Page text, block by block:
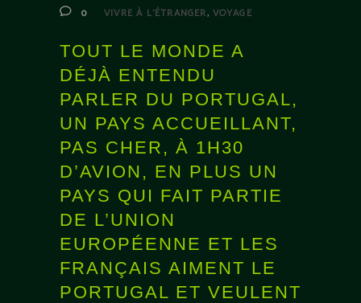
0
VIVRE À L'ÉTRANGER, VOYAGE
TOUT LE MONDE A
DÉJÀ ENTENDU
PARLER DU PORTUGAL,
UN PAYS ACCUEILLANT,
PAS CHER, À 1H30
D’AVION, EN PLUS UN
PAYS QUI FAIT PARTIE
DE L’UNION
EUROPÉENNE ET LES
FRANÇAIS AIMENT LE
PORTUGAL ET VEULENT